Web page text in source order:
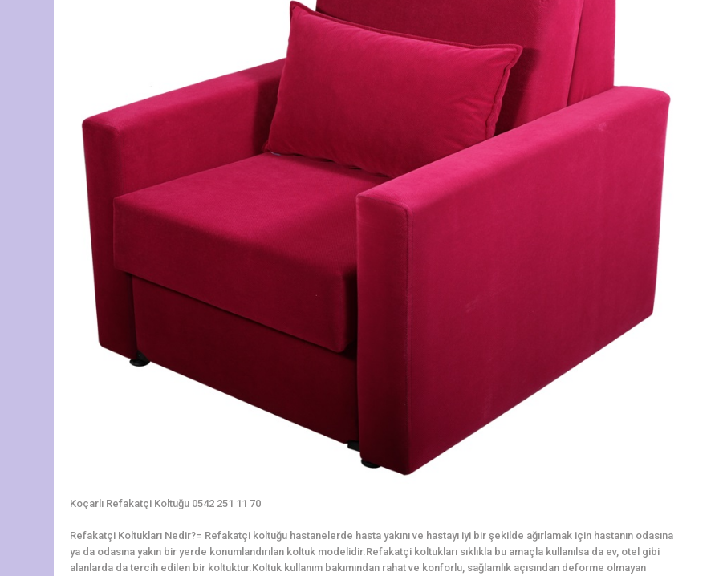
Koçarlı Refakatçi Koltuğu 0542 251 11 70
Refakatçi Koltukları Nedir?= Refakatçi koltuğu hastanelerde hasta yakını ve hastayı iyi bir şekilde ağırlamak için hastanın odasına
ya da odasına yakın bir yerde konumlandırılan koltuk modelidir.Refakatçi koltukları sıklıkla bu amaçla kullanılsa da ev, otel gibi
alanlarda da tercih edilen bir koltuktur.Koltuk kullanım bakımından rahat ve konforlu, sağlamlık açısından deforme olmayan